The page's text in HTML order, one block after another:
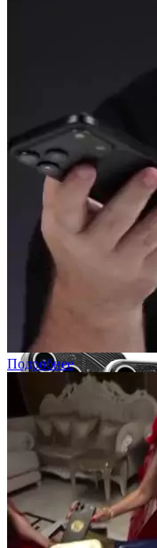
Чехлы
для iPhone 17 Pro/Pro Max
Монако
Подробнее